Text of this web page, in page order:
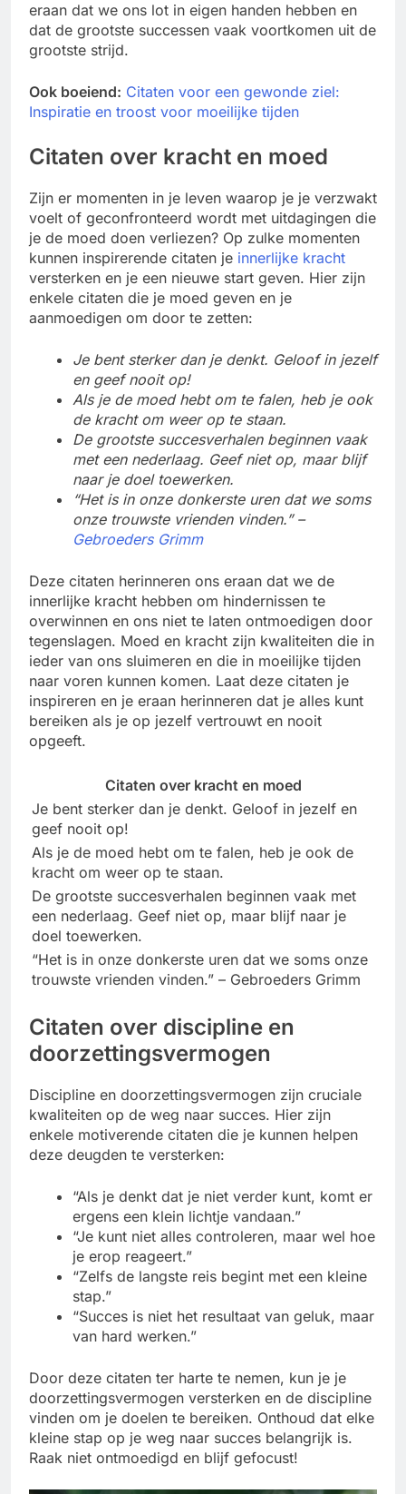
eraan dat we ons lot in eigen handen hebben en
dat de grootste successen vaak voortkomen uit de
grootste strijd.
Ook boeiend: Citaten voor een gewonde ziel:
Inspiratie en troost voor moeilijke tijden
Citaten over kracht en moed
Zijn er momenten in je leven waarop je je verzwakt
voelt of geconfronteerd wordt met uitdagingen die
je de moed doen verliezen? Op zulke momenten
kunnen inspirerende citaten je innerlijke kracht
versterken en je een nieuwe start geven. Hier zijn
enkele citaten die je moed geven en je
aanmoedigen om door te zetten:
Je bent sterker dan je denkt. Geloof in jezelf
en geef nooit op!
Als je de moed hebt om te falen, heb je ook
de kracht om weer op te staan.
De grootste succesverhalen beginnen vaak
met een nederlaag. Geef niet op, maar blijf
naar je doel toewerken.
“Het is in onze donkerste uren dat we soms
onze trouwste vrienden vinden.” –
Gebroeders Grimm
Deze citaten herinneren ons eraan dat we de
innerlijke kracht hebben om hindernissen te
overwinnen en ons niet te laten ontmoedigen door
tegenslagen. Moed en kracht zijn kwaliteiten die in
ieder van ons sluimeren en die in moeilijke tijden
naar voren kunnen komen. Laat deze citaten je
inspireren en je eraan herinneren dat je alles kunt
bereiken als je op jezelf vertrouwt en nooit
opgeeft.
Citaten over kracht en moed
Je bent sterker dan je denkt. Geloof in jezelf en
geef nooit op!
Als je de moed hebt om te falen, heb je ook de
kracht om weer op te staan.
De grootste succesverhalen beginnen vaak met
een nederlaag. Geef niet op, maar blijf naar je
doel toewerken.
“Het is in onze donkerste uren dat we soms onze
trouwste vrienden vinden.” – Gebroeders Grimm
Citaten over discipline en
doorzettingsvermogen
Discipline en doorzettingsvermogen zijn cruciale
kwaliteiten op de weg naar succes. Hier zijn
enkele motiverende citaten die je kunnen helpen
deze deugden te versterken:
“Als je denkt dat je niet verder kunt, komt er
ergens een klein lichtje vandaan.”
“Je kunt niet alles controleren, maar wel hoe
je erop reageert.”
“Zelfs de langste reis begint met een kleine
stap.”
“Succes is niet het resultaat van geluk, maar
van hard werken.”
Door deze citaten ter harte te nemen, kun je je
doorzettingsvermogen versterken en de discipline
vinden om je doelen te bereiken. Onthoud dat elke
kleine stap op je weg naar succes belangrijk is.
Raak niet ontmoedigd en blijf gefocust!